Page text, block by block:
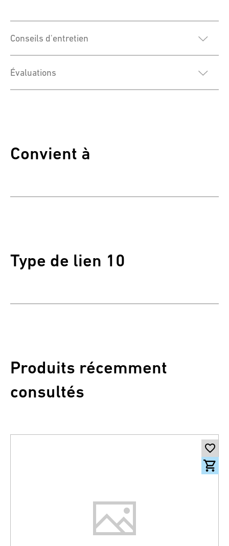
Conseils d'entretien
Évaluations
Convient à
Type de lien 10
Produits récemment
consultés